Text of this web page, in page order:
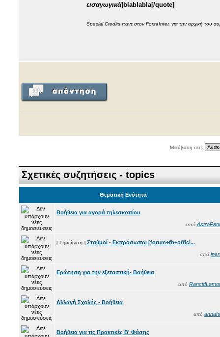
εισαγωγικά]blablabla[/quote]
Special Credits πάνε στον ForzaInter, για την αρχική του
Μετάβαση στη:
Σχετικές συζητήσεις - topics
Θεματική Ενότητα
Βοήθεια για αγορά τηλεσκοπίου
από
[ Σημείωση ] Σταθμοί - Εκπρόσωποι [forum+fb+offici...
από
Ερώτηση για την εξεταστική- Βοήθεια
από
Αλλαγή Σχολής - Βοήθεια
από
Βοήθεια για τις Πρακτικές Β' Φάσης